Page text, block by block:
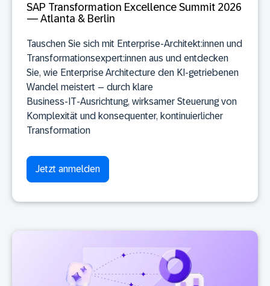
SAP Transformation Excellence Summit 2026
— Atlanta & Berlin
Tauschen Sie sich mit Enterprise‑Architekt:innen und
Transformationsexpert:innen aus und entdecken
Sie, wie Enterprise Architecture den KI‑getriebenen
Wandel meistert – durch klare
Business‑IT‑Ausrichtung, wirksamer Steuerung von
Komplexität und konsequenter, kontinuierlicher
Transformation
Jetzt anmelden